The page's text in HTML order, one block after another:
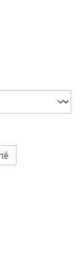
disponible pour le